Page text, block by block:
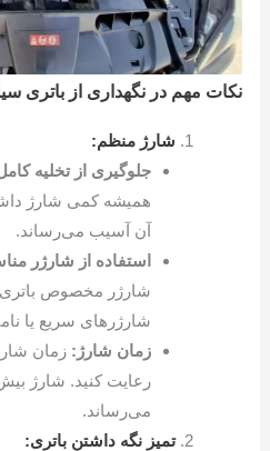
نکات مهم در نگهداری از باتری
شارژ منظم:
جلوگیری از تخلیه
همیشه کمی شارژ
آن آسیب می‌رساند.
استفاده از شارژر
شارژر مخصوص
شارژرهای سریع یا
زمان شارژ: زمان
رعایت کنید. شارژ
می‌رساند.
تمیز نگه داشتن باتری: